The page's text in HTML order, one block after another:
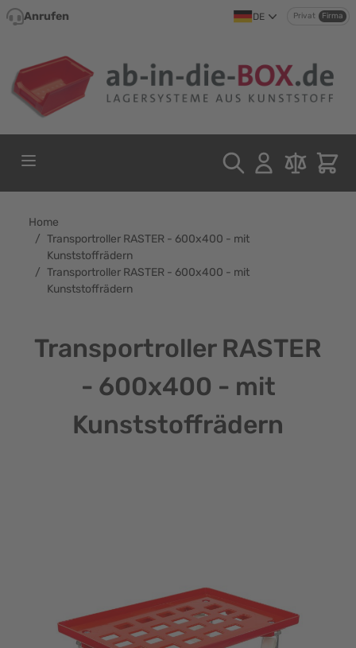
Direkt zum Inhalt
Anrufen DE Privat Firma
Home
/ Transportroller RASTER - 600x400 - mit
Kunststoffrädern
/ Transportroller RASTER - 600x400 - mit
Kunststoffrädern
Transportroller RASTER
- 600x400 - mit
Kunststoffrädern